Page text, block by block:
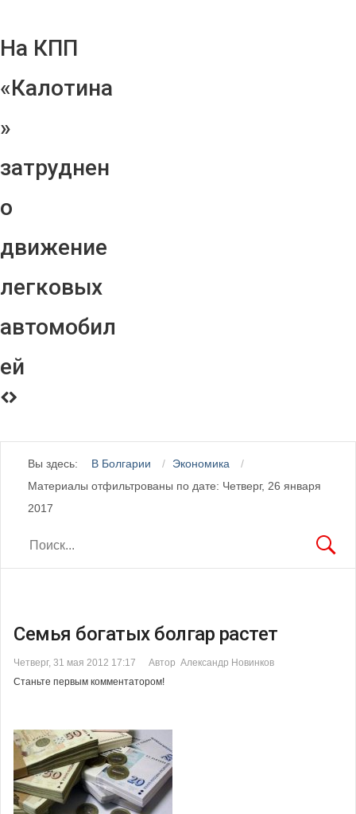
На КПП
«Калотина
»
затруднен
о
движение
легковых
автомобил
ей
Вы здесь: В Болгарии
Экономика
Материалы отфильтрованы по дате: Четверг, 26 января
2017
Семья богатых болгар растет
Четверг, 31 мая 2012 17:17
Автор Александр Новинков
Станьте первым комментатором!